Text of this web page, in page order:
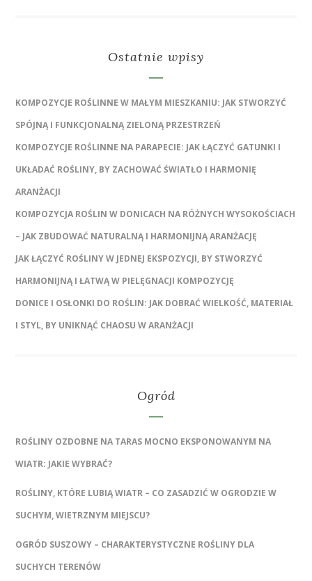
Ostatnie wpisy
KOMPOZYCJE ROŚLINNE W MAŁYM MIESZKANIU: JAK STWORZYĆ
SPÓJNĄ I FUNKCJONALNĄ ZIELONĄ PRZESTRZEŃ
KOMPOZYCJE ROŚLINNE NA PARAPECIE: JAK ŁĄCZYĆ GATUNKI I
UKŁADAĆ ROŚLINY, BY ZACHOWAĆ ŚWIATŁO I HARMONIĘ
ARANŻACJI
KOMPOZYCJA ROŚLIN W DONICACH NA RÓŻNYCH WYSOKOŚCIACH
– JAK ZBUDOWAĆ NATURALNĄ I HARMONIJNĄ ARANŻACJĘ
JAK ŁĄCZYĆ ROŚLINY W JEDNEJ EKSPOZYCJI, BY STWORZYĆ
HARMONIJNĄ I ŁATWĄ W PIELĘGNACJI KOMPOZYCJĘ
DONICE I OSŁONKI DO ROŚLIN: JAK DOBRAĆ WIELKOŚĆ, MATERIAŁ
I STYL, BY UNIKNĄĆ CHAOSU W ARANŻACJI
Ogród
ROŚLINY OZDOBNE NA TARAS MOCNO EKSPONOWANYM NA
WIATR: JAKIE WYBRAĆ?
ROŚLINY, KTÓRE LUBIĄ WIATR – CO ZASADZIĆ W OGRODZIE W
SUCHYM, WIETRZNYM MIEJSCU?
OGRÓD SUSZOWY – CHARAKTERYSTYCZNE ROŚLINY DLA
SUCHYCH TERENÓW